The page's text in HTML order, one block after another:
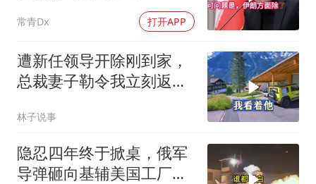
常青Dx 打开APP
遭新任领导开除刚到家，
总裁妻子勒令我立刻返
林子说事
隐忍四年终于掀桌，俄军
导弹砸向基辅美国工厂，